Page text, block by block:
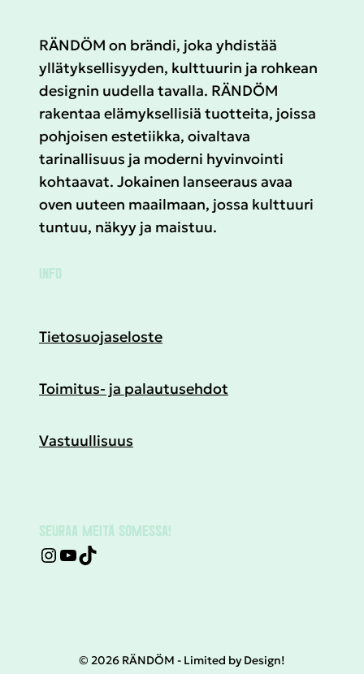
RÄNDÖM on brändi, joka yhdistää
yllätyksellisyyden, kulttuurin ja rohkean
designin uudella tavalla. RÄNDÖM
rakentaa elämyksellisiä tuotteita, joissa
pohjoisen estetiikka, oivaltava
tarinallisuus ja moderni hyvinvointi
kohtaavat. Jokainen lanseeraus avaa
oven uuteen maailmaan, jossa kulttuuri
tuntuu, näkyy ja maistuu.
INFO
Tietosuojaseloste
Toimitus- ja palautusehdot
Vastuullisuus
SEURAA MEITÄ SOMESSA!
© 2026 RÄNDÖM - Limited by Design!